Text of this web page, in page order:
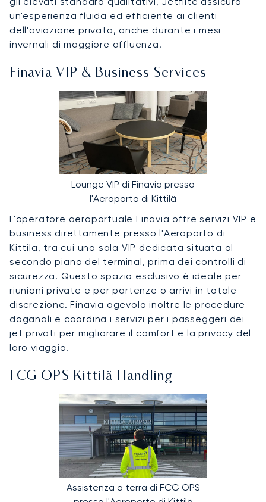
un'esperienza fluida ed efficiente ai clienti
dell'aviazione privata, anche durante i mesi
invernali di maggiore affluenza.
Finavia VIP & Business Services
Lounge VIP di Finavia presso
l'Aeroporto di Kittilä
L'operatore aeroportualeFinavia offre servizi VIP e
business direttamente presso l'Aeroporto di
Kittilä, tra cui una sala VIP dedicata situata al
secondo piano del terminal, prima dei controlli di
sicurezza. Questo spazio esclusivo è ideale per
riunioni private e per partenze o arrivi in totale
discrezione. Finavia agevola inoltre le procedure
doganali e coordina i servizi per i passeggeri dei
jet privati per migliorare il comfort e la privacy del
loro viaggio.
FCG OPS Kittilä Handling
Assistenza a terra di FCG OPS